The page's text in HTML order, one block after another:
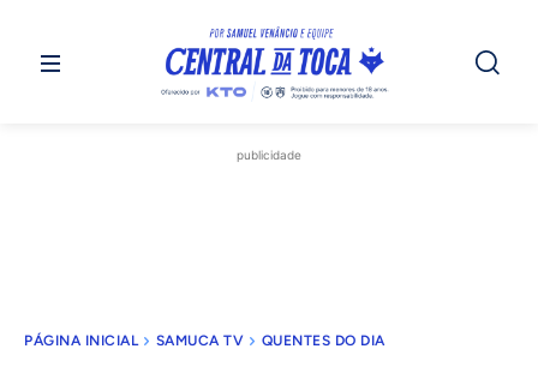
publicidade
PÁGINA INICIAL SAMUCA TV QUENTES DO DIA